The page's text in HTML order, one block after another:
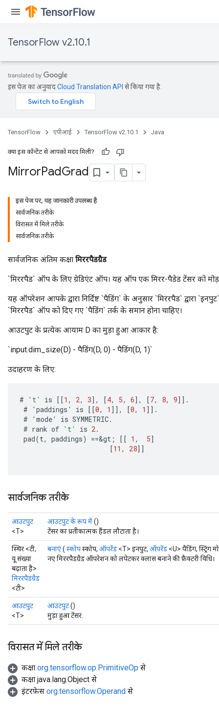
TensorFlow v2.10.1
इस पेज का अनुवादCloud Translation API से किया गया है.
TensorFlow एपीआई TensorFlow v2.10.1 Java
क्या इस कॉन्टेंट से आपको मदद मिली?
MirrorPadGrad
इस पेज पर, यह जानकारी उपलब्ध है
सार्वजनिक तरीके
विरासत में मिले तरीके
सार्वजनिक तरीके
सार्वजनिक अंतिम कक्षा मिररपैडग्रैड
`मिररपैड` ऑप के लिए ग्रेडिएंट ऑप। यह ऑप एक मिरर-पैडेड टेंसर को
यह ऑपरेशन आपके द्वारा निर्दिष्ट `पैडिंग` के अनुसार `मिररपैड` द्वारा
`मिररपैड` ऑप को दिए गए `पैडिंग` तर्क के समान होना चाहिए।
आउटपुट के प्रत्येक आयाम D का मुड़ा हुआ आकार है:
`input.dim_size(D) - पैडिंग(D, 0) - पैडिंग(D, 1)`
उदाहरण के लिए:
# 't' is [[1 , 2, 3] , [4, 5, 6] , [7, 8, 9]] .
#
' paddings ' is [[0, 1 ]] , [0, 1 ]] .
#
' mode' is SYMMETRIC.
# rank of 't' is 2.
pad(t, paddings) ==&gt ; [[ 1 , 5]
[11 , 28]]
सार्वजनिक तरीके
आउटपुट
<T>
आउटपुट के रूप में()
टेंसर का प्रतीकात्मक हैंडल लौटाता है।
स्थिर <टी,
यू संख्या
बढ़ाता है>
मिररपैडग्रैड
<टी>
बनाएं( स्कोपस्कोप, ऑपरेंड <T> इनपुट, ऑपरेंड <U> पैडिंग, स्ट्रिंग
नए मिररपैडग्रैड ऑपरेशन को लपेटकर क्लास बनाने की फ़ैक्टरी विधि।
आउटपुट
<T>
आउटपुट()
मुड़ा हुआ टेंसर.
विरासत में मिले तरीके
कक्षा org.tensorflow.op.PrimitiveOp से
कक्षा java.lang.Object से
इंटरफ़ेस org.tensorflow.Operand से